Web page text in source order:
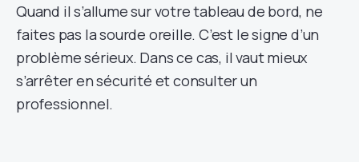
Quand il s’allume sur votre tableau de bord, ne
faites pas la sourde oreille. C’est le signe d’un
problème sérieux. Dans ce cas, il vaut mieux
s’arrêter en sécurité et consulter un
professionnel.